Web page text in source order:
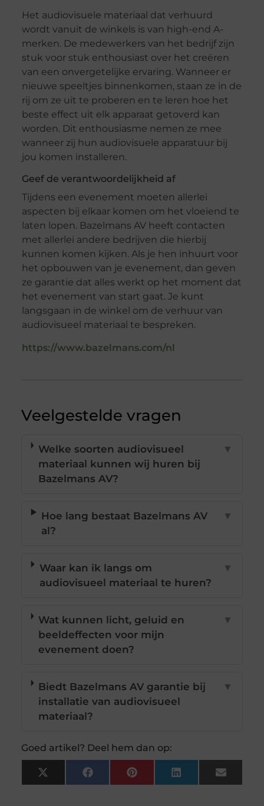
Het audiovisuele materiaal dat verhuurd
wordt vanuit de winkels is van high-end A-
merken. De medewerkers van het bedrijf zijn
stuk voor stuk enthousiast over het creëren
van een onvergetelijke ervaring. Wanneer er
nieuwe speeltjes binnenkomen, staan ze in de
rij om ze uit te proberen en te leren hoe het
beste effect uit elk apparaat getoverd kan
worden. Dit enthousiasme nemen ze mee
wanneer zij hun audiovisuele apparatuur bij
jou komen installeren.
Geef de verantwoordelijkheid af
Tijdens een evenement moeten allerlei
aspecten bij elkaar komen om het vloeiend te
laten lopen. Bazelmans AV heeft contacten
met allerlei andere bedrijven die hierbij
kunnen komen kijken. Als je hen inhuurt voor
het opbouwen van je evenement, dan geven
ze garantie dat alles werkt op het moment dat
het evenement van start gaat. Je kunt
langsgaan in de winkel om de verhuur van
audiovisueel materiaal te bespreken.
https://www.bazelmans.com/nl
Veelgestelde vragen
Welke soorten audiovisueel
materiaal kunnen wij huren bij
Bazelmans AV?
▼
Hoe lang bestaat Bazelmans AV
al?
▼
Waar kan ik langs om
audiovisueel materiaal te huren?
▼
Wat kunnen licht, geluid en
beeldeffecten voor mijn
evenement doen?
▼
Biedt Bazelmans AV garantie bij
installatie van audiovisueel
materiaal?
▼
Goed artikel? Deel hem dan op:
X
(Twitter)
FacebookPinterestLinkedInEmail